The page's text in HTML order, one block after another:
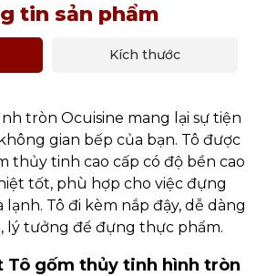
tin sản phẩm
Kích thước
tròn Ocuisine mang lại sự tiện
gian bếp của bạn. Tô được
thủy tinh cao cấp có độ bền cao
tốt, phù hợp cho việc đựng
Tô đi kèm nắp đậy, dễ dàng
lý tưởng để đựng thực phẩm.
Tô gốm thủy tinh hình tròn